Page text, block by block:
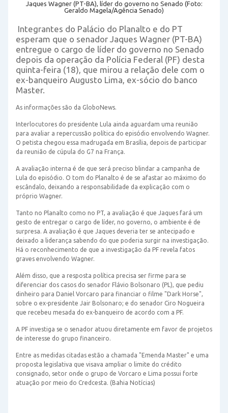
Jaques Wagner (PT-BA), líder do governo no Senado (Foto:
Geraldo Magela/Agência Senado)
Integrantes do Palácio do Planalto e do PT
esperam que o senador Jaques Wagner (PT-BA)
entregue o cargo de líder do governo no Senado
depois da operação da Polícia Federal (PF) desta
quinta-feira (18), que mirou a relação dele com o
ex-banqueiro Augusto Lima, ex-sócio do banco
Master.
As informações são da GloboNews.
Interlocutores do presidente Lula ainda aguardam uma reunião
para avaliar a repercussão política do episódio envolvendo Wagner.
O petista chegou essa madrugada em Brasília, depois de participar
da reunião de cúpula do G7 na França.
A avaliação interna é de que será preciso blindar a campanha de
Lula do episódio. O tom do Planalto é de se afastar ao máximo do
escândalo, deixando a responsabilidade da explicação com o
próprio Wagner.
Tanto no Planalto como no PT, a avaliação é que Jaques fará um
gesto de entregar o cargo de líder, no governo, o ambiente é de
surpresa. A avaliação é que Jaques deveria ter se antecipado e
deixado a liderança sabendo do que poderia surgir na investigação.
Há o reconhecimento de que a investigação da PF revela fatos
graves envolvendo Wagner.
Além disso, que a resposta política precisa ser firme para se
diferenciar dos casos do senador Flávio Bolsonaro (PL), que pediu
dinheiro para Daniel Vorcaro para financiar o filme "Dark Horse",
sobre o ex-presidente Jair Bolsonaro; e do senador Ciro Nogueira
que recebeu mesada do ex-banqueiro de acordo com a PF.
A PF investiga se o senador atuou diretamente em favor de projetos
de interesse do grupo financeiro.
Entre as medidas citadas estão a chamada "Emenda Master" e uma
proposta legislativa que visava ampliar o limite do crédito
consignado, setor onde o grupo de Vorcaro e Lima possui forte
atuação por meio do Credcesta. (Bahia Notícias)